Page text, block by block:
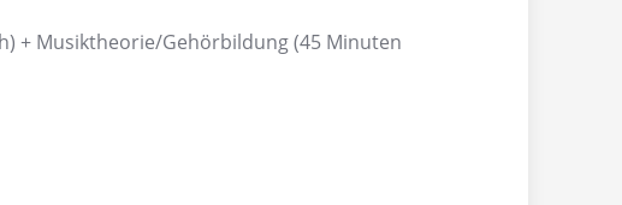
+ Musiktheorie/Gehörbildung (45 Minuten